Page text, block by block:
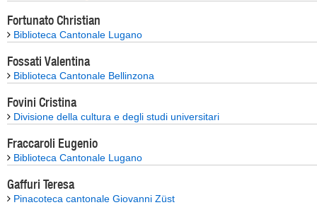
Fortunato Christian
Biblioteca Cantonale Lugano
Fossati Valentina
Biblioteca Cantonale Bellinzona
Fovini Cristina
Divisione della cultura e degli studi universitari
Fraccaroli Eugenio
Biblioteca Cantonale Lugano
Gaffuri Teresa
Pinacoteca cantonale Giovanni Züst